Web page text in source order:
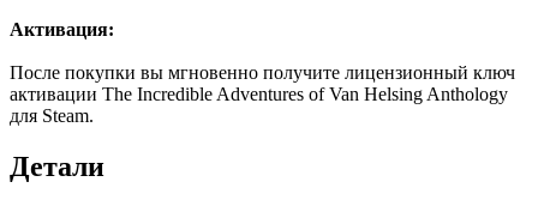
Активация:
После покупки вы мгновенно получите лицензионный ключ
активации The Incredible Adventures of Van Helsing Anthology
для Steam.
Детали